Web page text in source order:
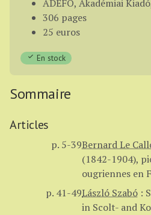
ADÉFO, Akadémiai
306 pages
25 euros
En stock
Sommaire
Articles
p. 5-39Bernard Le
(1842-1904),
ougriennes en
p. 41-49László Szabó :
in Scolt- and